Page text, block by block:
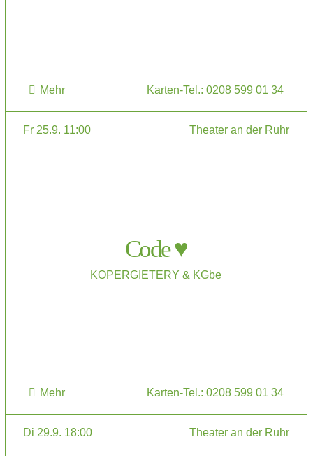
Mehr Karten-Tel.: 0208 599 01 34
Fr 25.9. 11:00 Theater an der Ruhr
Code ♥
KOPERGIETERY & KGbe
Mehr Karten-Tel.: 0208 599 01 34
Di 29.9. 18:00 Theater an der Ruhr